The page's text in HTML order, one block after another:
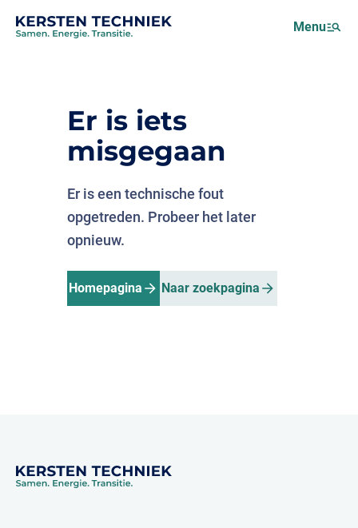
Over ons
Projecten
Menu
Er is iets
misgegaan
Er is een technische fout
opgetreden. Probeer het later
opnieuw.
Homepagina Naar zoekpagina